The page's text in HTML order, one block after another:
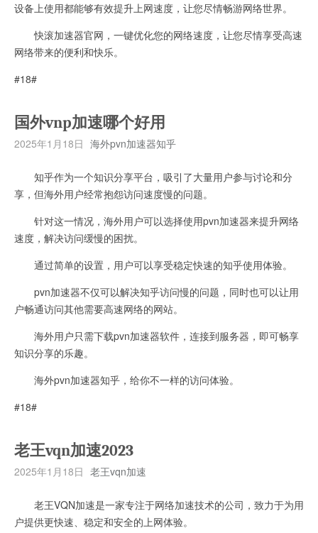
设备上使用都能够有效提升上网速度，让您尽情畅游网络世界。
快滚加速器官网，一键优化您的网络速度，让您尽情享受高速
网络带来的便利和快乐。
#18#
国外vnp加速哪个好用
2025年1月18日 海外pvn加速器知乎
知乎作为一个知识分享平台，吸引了大量用户参与讨论和分
享，但海外用户经常抱怨访问速度慢的问题。
针对这一情况，海外用户可以选择使用pvn加速器来提升网络
速度，解决访问缓慢的困扰。
通过简单的设置，用户可以享受稳定快速的知乎使用体验。
pvn加速器不仅可以解决知乎访问慢的问题，同时也可以让用
户畅通访问其他需要高速网络的网站。
海外用户只需下载pvn加速器软件，连接到服务器，即可畅享
知识分享的乐趣。
海外pvn加速器知乎，给你不一样的访问体验。
#18#
老王vqn加速2023
2025年1月18日 老王vqn加速
老王VQN加速是一家专注于网络加速技术的公司，致力于为用
户提供更快速、稳定和安全的上网体验。